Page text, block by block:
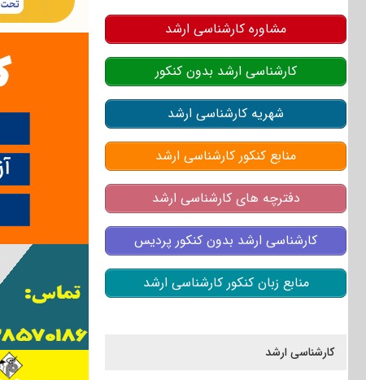
مشاوره کارشناسی ارشد
کارشناسی ارشد بدون کنکور
شهریه کارشناسی ارشد
منابع کنکور کارشناسی ارشد
دفترچه های کارشناسی ارشد
کارشناسی ارشد بدون کنکور پردیس
منابع زبان کنکور کارشناسی ارشد
کارشناسی ارشد